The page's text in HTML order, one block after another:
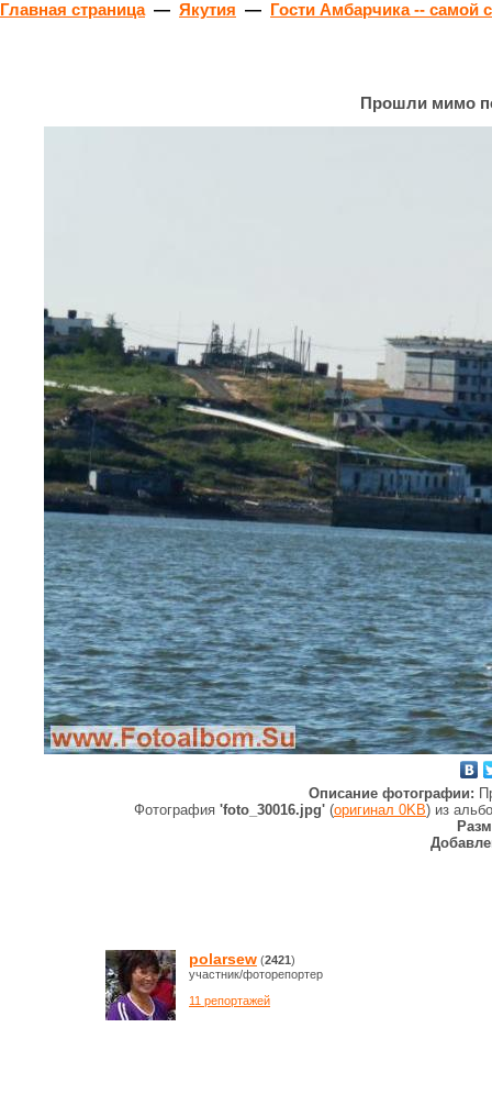
Главная страница— Якутия — Гости Амбарчика -- самой
Прошли мимо
Описание фотографии:
Фотография 'foto_30016.jpg' (оригинал 0KB) из
polarsew (2421)
участник/фоторепортер
11 репортажей